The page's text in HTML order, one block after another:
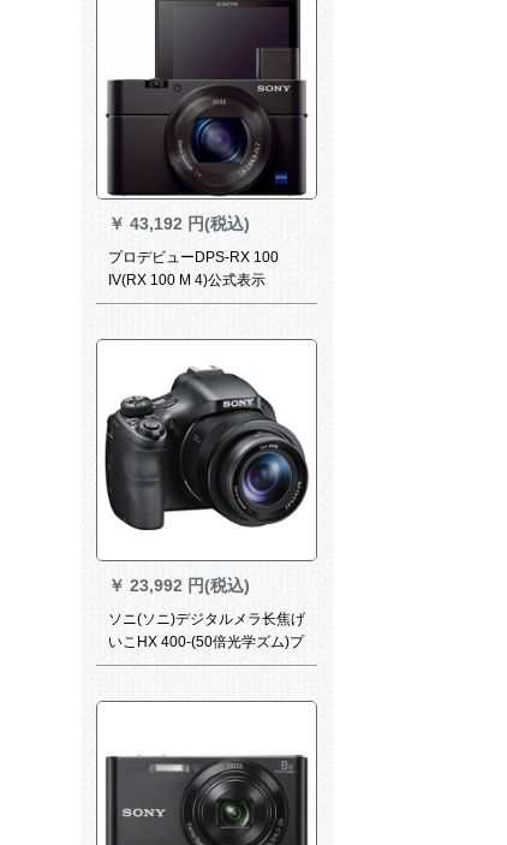
￥ 43,192 円(税込)
プロデビューDPS-RX 100
IV(RX 100 M 4)公式表示
￥ 23,992 円(税込)
ソニ(ソニ)デジタルメラ长焦げ
いこHX 400-(50倍光学ズム)プ
ロゴルジェットセト